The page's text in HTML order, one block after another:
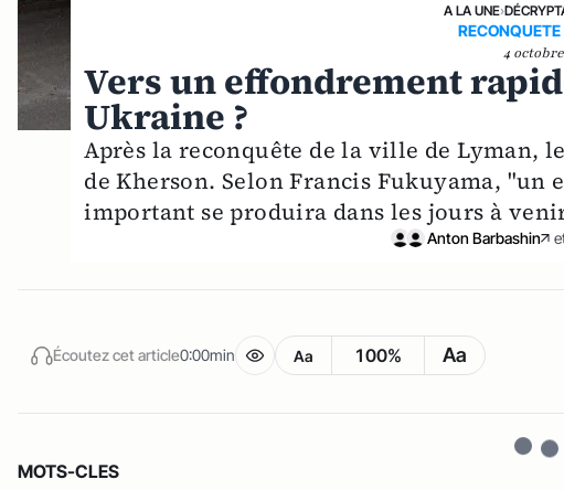
A LA UNE›
4
Vers un effondrement
Ukraine ?
Après la reconquête de la ville de Lyman,
de Kherson. Selon Francis Fukuyama, "un
important se produira dans les jours à
Anton Barbashin
Écoutez cet article0:00min Aa 100% Aa
MOTS-CLES